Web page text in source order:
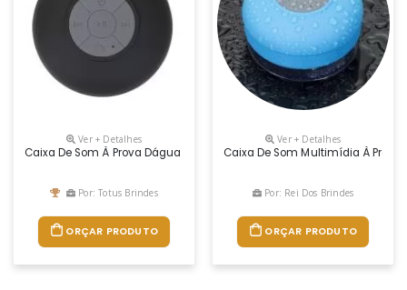
Ver + Detalhes
Caixa De Som À Prova Dágua Emborracha Com Ventosa(pode Ser
Por: Totus Brindes
ORÇAR PRODUTO
Ver + Detalhes
Caixa De Som Multimídia À Prova
Por: Rei Dos Brindes
ORÇAR PRODUTO